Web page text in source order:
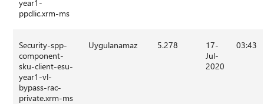
year1-
ppdlic.xrm-ms
Security-spp-
component-
sku-client-esu-
year1-vl-
bypass-rac-
private.xrm-ms
Uygulanamaz 5.278
17-
Jul-
2020
03:43